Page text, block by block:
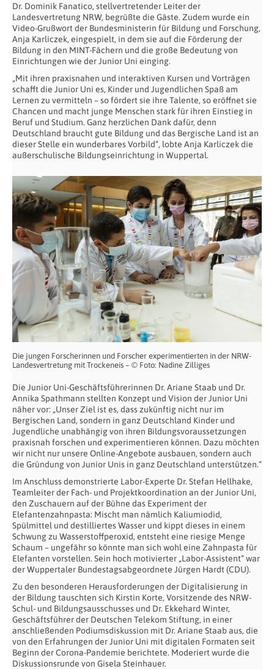
Dr. Dominik Fanatico, stellvertretender Leiter der
Landesvertretung NRW, begrüßte die Gäste. Zudem wurde ein
Video-Grußwort der Bundesministerin für Bildung und Forschung,
Anja Karliczek, eingespielt, in dem sie auf die Förderung der
Bildung in den MINT-Fächern und die große Bedeutung von
Einrichtungen wie der Junior Uni einging.
„Mit ihren praxisnahen und interaktiven Kursen und Vorträgen
schafft die Junior Uni es, Kinder und Jugendlichen Spaß am
Lernen zu vermitteln – so fördert sie ihre Talente, so eröffnet sie
Chancen und macht junge Menschen stark für ihren Einstieg in
Beruf und Studium. Ganz herzlichen Dank dafür, denn
Deutschland braucht gute Bildung und das Bergische Land ist an
dieser Stelle ein wunderbares Vorbild“, lobte Anja Karliczek die
außerschulische Bildungseinrichtung in Wuppertal.
Die jungen Forscherinnen und Forscher experimentierten in der NRW-
Landesvertretung mit Trockeneis – © Foto: Nadine Zilliges
Die Junior Uni-Geschäftsführerinnen Dr. Ariane Staab und Dr.
Annika Spathmann stellten Konzept und Vision der Junior Uni
näher vor: „Unser Ziel ist es, dass zukünftig nicht nur im
Bergischen Land, sondern in ganz Deutschland Kinder und
Jugendliche unabhängig von ihren Bildungsvoraussetzungen
praxisnah forschen und experimentieren können. Dazu möchten
wir nicht nur unsere Online-Angebote ausbauen, sondern auch
die Gründung von Junior Unis in ganz Deutschland unterstützen.“
Im Anschluss demonstrierte Labor-Experte Dr. Stefan Hellhake,
Teamleiter der Fach- und Projektkoordination an der Junior Uni,
den Zuschauern auf der Bühne das Experiment der
Elefantenzahnpasta: Mischt man nämlich Kaliumiodid,
Spülmittel und destilliertes Wasser und kippt dieses in einem
Schwung zu Wasserstoffperoxid, entsteht eine riesige Menge
Schaum – ungefähr so könnte man sich wohl eine Zahnpasta für
Elefanten vorstellen. Sein hoch motivierter „Labor-Assistent“ war
der Wuppertaler Bundestagsabgeordnete Jürgen Hardt (CDU).
Zu den besonderen Herausforderungen der Digitalisierung in
der Bildung tauschten sich Kirstin Korte, Vorsitzende des NRW-
Schul- und Bildungsausschusses und Dr. Ekkehard Winter,
Geschäftsführer der Deutschen Telekom Stiftung, in einer
anschließenden Podiumsdiskussion mit Dr. Ariane Staab aus, die
von den Erfahrungen der Junior Uni mit digitalen Formaten seit
Beginn der Corona-Pandemie berichtete. Moderiert wurde die
Diskussionsrunde von Gisela Steinhauer.